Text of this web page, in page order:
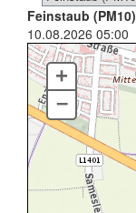
Feinstaub (PM10)
10.08.2026 05:00
+
–